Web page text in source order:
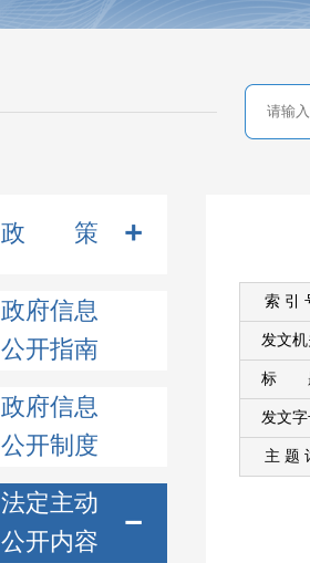
政 策
政府信息
公开指南
政府信息
公开制度
法定主动
公开内容
索 引
发文机
标
发文字
主 题